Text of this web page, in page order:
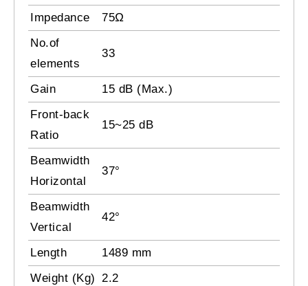
Impedance
75Ω
No.of
elements
33
Gain
15 dB (Max.)
Front-back
Ratio
15~25 dB
Beamwidth
Horizontal
37°
Beamwidth
Vertical
42°
Length
1489 mm
Weight (Kg) 2.2